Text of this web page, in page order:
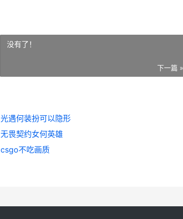
没有了！
下一篇 »
光遇何装扮可以隐形
无畏契约女何英雄
csgo不吃画质